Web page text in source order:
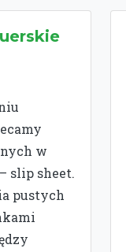
w
slip sheet.
pustych